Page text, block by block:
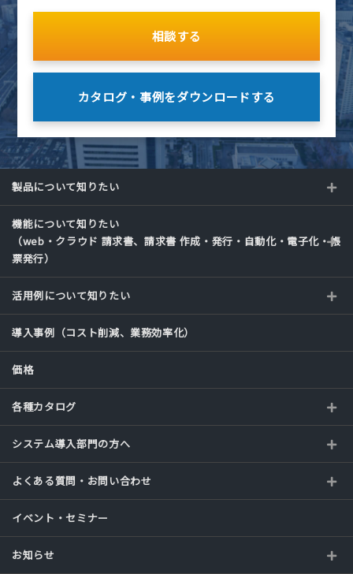
相談する
カタログ・事例をダウンロードする
製品について知りたい
機能について知りたい
（web・クラウド 請求書、請求書 作成・発行・自動化・電子化・帳
票発行）
活用例について知りたい
導入事例（コスト削減、業務効率化）
価格
各種カタログ
システム導入部門の方へ
よくある質問・お問い合わせ
イベント・セミナー
お知らせ